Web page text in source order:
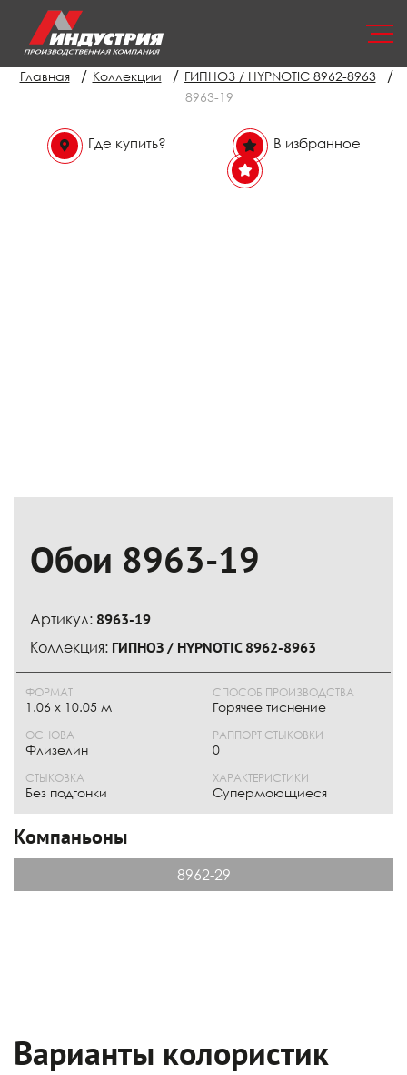
Главная / Коллекции / ГИПНОЗ / HYPNOTIC 8962-8963 /
8963-19
Где купить? В избранное
Обои 8963-19
Артикул: 8963-19
Коллекция: ГИПНОЗ / HYPNOTIC 8962-8963
ФОРМАТ
1.06 x 10.05 м
ОСНОВА
Флизелин
СПОСОБ ПРОИЗВОДСТВА
Горячее тиснение
РАППОРТ СТЫКОВКИ
0
СТЫКОВКА
Без подгонки
ХАРАКТЕРИСТИКИ
Супермоющиеся
Компаньоны
8962-29
Варианты колористик